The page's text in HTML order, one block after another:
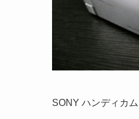
SONY ハンディカ